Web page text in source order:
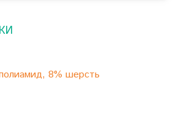
8% шерсть